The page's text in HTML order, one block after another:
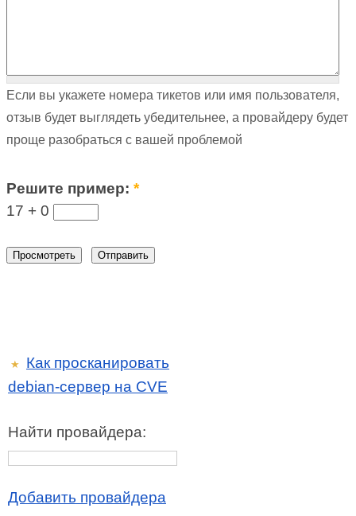
Если вы укажете номера тикетов или имя пользователя,
отзыв будет выглядеть убедительнее, а провайдеру будет
проще разобраться с вашей проблемой
Решите пример:*
17 + 0
★
Как просканировать
debian-сервер на CVE
Найти провайдера:
Добавить провайдера